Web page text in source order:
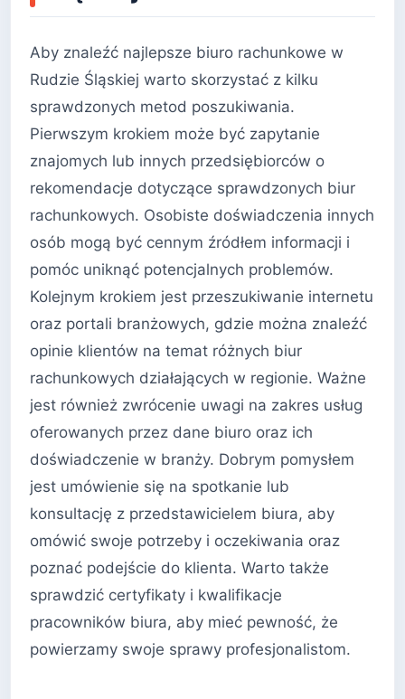
Aby znaleźć najlepsze biuro rachunkowe w
Rudzie Śląskiej warto skorzystać z kilku
sprawdzonych metod poszukiwania.
Pierwszym krokiem może być zapytanie
znajomych lub innych przedsiębiorców o
rekomendacje dotyczące sprawdzonych biur
rachunkowych. Osobiste doświadczenia innych
osób mogą być cennym źródłem informacji i
pomóc uniknąć potencjalnych problemów.
Kolejnym krokiem jest przeszukiwanie internetu
oraz portali branżowych, gdzie można znaleźć
opinie klientów na temat różnych biur
rachunkowych działających w regionie. Ważne
jest również zwrócenie uwagi na zakres usług
oferowanych przez dane biuro oraz ich
doświadczenie w branży. Dobrym pomysłem
jest umówienie się na spotkanie lub
konsultację z przedstawicielem biura, aby
omówić swoje potrzeby i oczekiwania oraz
poznać podejście do klienta. Warto także
sprawdzić certyfikaty i kwalifikacje
pracowników biura, aby mieć pewność, że
powierzamy swoje sprawy profesjonalistom.